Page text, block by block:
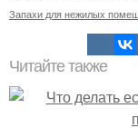
Запахи для нежилых
Читайте также